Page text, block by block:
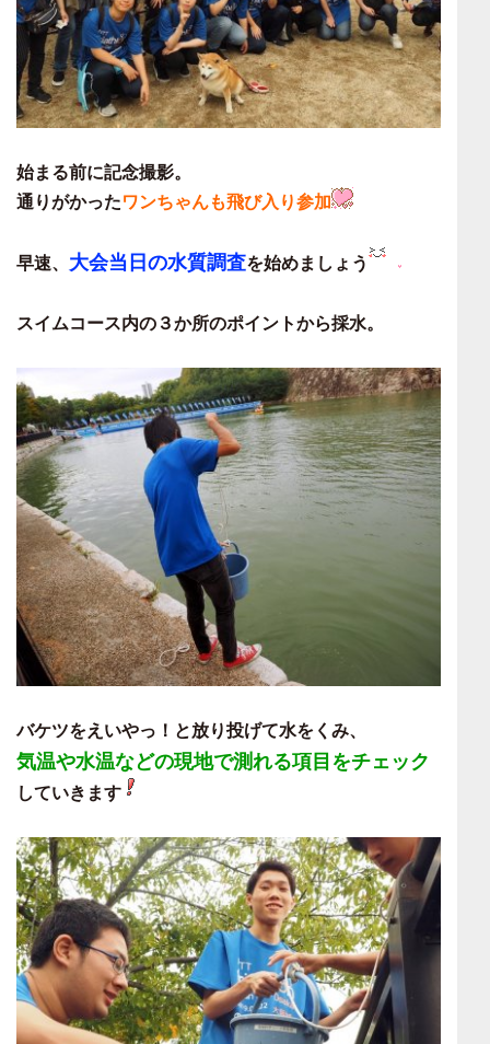
始まる前に記念撮影。
通りがかったワンちゃんも飛び入り参加
早速、 大会当日の水質調査を始めましょう
スイムコース内の３か所のポイントから採水。
バケツをえいやっ！と放り投げて水をくみ、
気温や水温などの現地で測れる項目をチェック
していきます